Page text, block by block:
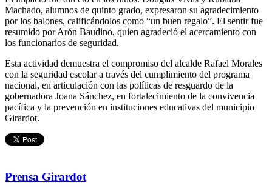
Machado, alumnos de quinto grado, expresaron su agradecimiento
por los balones, calificándolos como “un buen regalo”. El sentir fue
resumido por Arón Baudino, quien agradeció el acercamiento con
los funcionarios de seguridad.
Esta actividad demuestra el compromiso del alcalde Rafael Morales
con la seguridad escolar a través del cumplimiento del programa
nacional, en articulación con las políticas de resguardo de la
gobernadora Joana Sánchez, en fortalecimiento de la convivencia
pacífica y la prevención en instituciones educativas del municipio
Girardot.
Prensa Girardot